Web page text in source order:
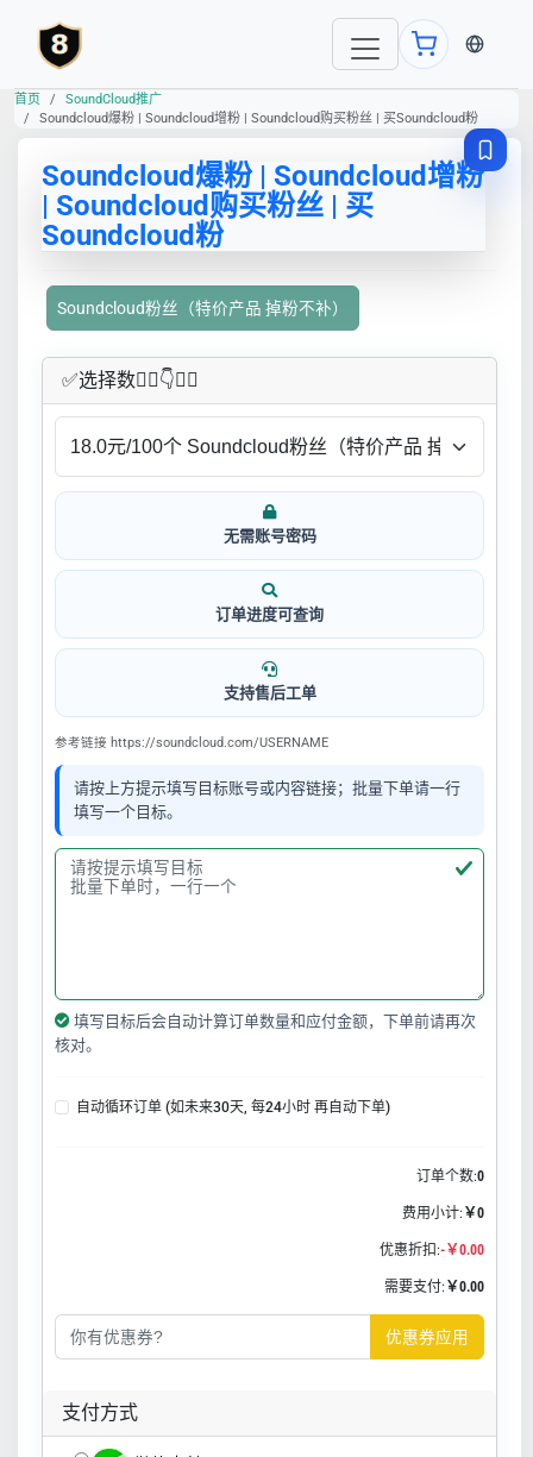
当前语
首页
SoundCloud推广
Soundcloud爆粉 | Soundcloud增粉 | Soundcloud购买粉丝 | 买Soundcloud粉
Soundcloud爆粉 | Soundcloud增粉
| Soundcloud购买粉丝 | 买
Soundcloud粉
Soundcloud粉丝（特价产品 掉粉不补）
✅​选择数👇🏻​​👇👇🏻​​
无需账号密码
订单进度可查询
支持售后工单
参考链接 https://soundcloud.com/USERNAME
请按上方提示填写目标账号或内容链接；批量下单请一行
填写一个目标。
填写目标后会自动计算订单数量和应付金额，下单前请再次
核对。
自动循环订单 (如未来30天, 每24小时 再自动下单)
订单个数:0
费用小计: ￥0
优惠折扣:-￥0.00
需要支付: ￥0.00
优惠券应用
支付方式